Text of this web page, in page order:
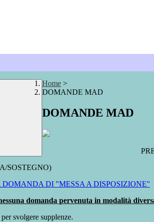
Home >
DOMANDE MAD
DOMANDE MAD
SOSTEGNO)
DI "MESSA A DISPOSIZIONE"
domanda pervenuta in modalità
svolgere supplenze.